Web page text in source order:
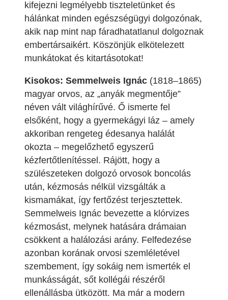
kifejezni legmélyebb tiszteletünket és
hálánkat minden egészségügyi dolgozónak,
akik nap mint nap fáradhatatlanul dolgoznak
embertársaikért. Köszönjük elkötelezett
munkátokat és kitartásotokat!
Kisokos: Semmelweis Ignác (1818–1865)
magyar orvos, az „anyák megmentője”
néven vált világhírűvé. Ő ismerte fel
elsőként, hogy a gyermekágyi láz – amely
akkoriban rengeteg édesanya halálát
okozta – megelőzhető egyszerű
kézfertőtlenítéssel. Rájött, hogy a
szülészeteken dolgozó orvosok boncolás
után, kézmosás nélkül vizsgálták a
kismamákat, így fertőzést terjesztettek.
Semmelweis Ignác bevezette a klórvizes
kézmosást, melynek hatására drámaian
csökkent a halálozási arány. Felfedezése
azonban korának orvosi szemléletével
szembement, így sokáig nem ismerték el
munkásságát, sőt kollégái részéről
ellenállásba ütközött. Ma már a modern